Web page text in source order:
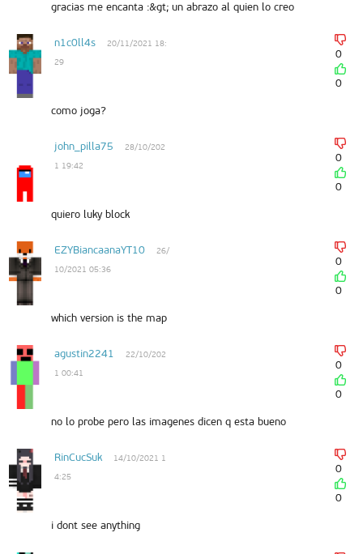
gracias me encanta :&gt; un abrazo al quien lo creo
n1c0ll4s
20/11/2021 18:
29
0
0
como joga?
john_pilla75
28/10/202
1 19:42
0
0
quiero luky block
EZYBiancaanaYT10
26/
10/2021 05:36
0
0
which version is the map
agustin2241
22/10/202
1 00:41
0
0
no lo probe pero las imagenes dicen q esta bueno
RinCucSuk
14/10/2021 1
4:25
0
0
i dont see anything